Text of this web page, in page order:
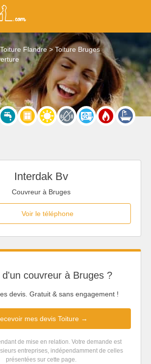
Toiture Flandre
Toiture Bruges
Interdak Bv
Couvreur à Bruges
Voir le téléphone
d'un couvreur à Bruges ?
devis. Gratuit & sans engagement !
mes devis Toiture →
de mise en relation. Votre demande est
entreprises, indépendamment de celles
présentées sur cette page.